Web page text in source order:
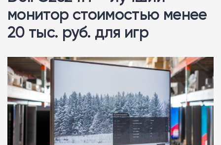
монитор стоимостью менее
20 тыс. руб. для игр